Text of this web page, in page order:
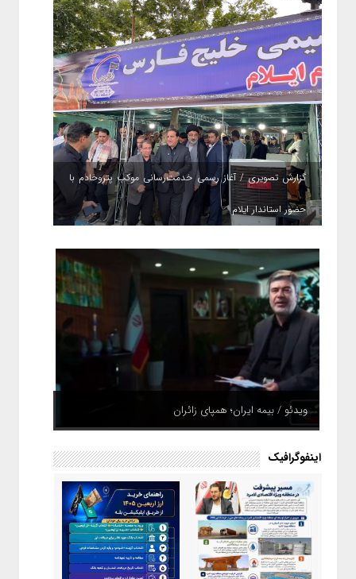
گزارش تصویری / آغاز رسمی خدمت‌رسانی موکب پتروخادم با
حضور استاندار ایلام
ویدئو / بیمه ایران؛ همپای زائران
اینفوگرافیک